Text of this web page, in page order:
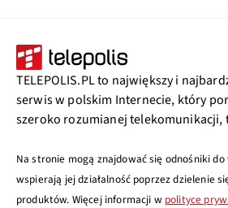
TELEPOLIS.PL to największy i
serwis w polskim Internecie, który
szeroko rozumianej
Na stronie mogą znajdować się odnośniki
wspierają jej działalność poprzez dzielenie
produktów. Więcej informacji w polityce